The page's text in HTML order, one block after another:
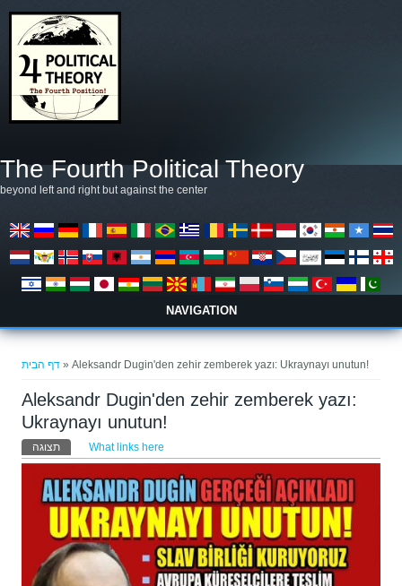
The Fourth Political Theory
beyond left and right but against the center
NAVIGATION
דף הבית » Aleksandr Dugin'den zehir zemberek yazı: Ukraynayı unutun!
Aleksandr Dugin'den zehir zemberek yazı:
Ukraynayı unutun!
לשוניות ראשיות
תצוגה (לשונית פעילה)
What links here